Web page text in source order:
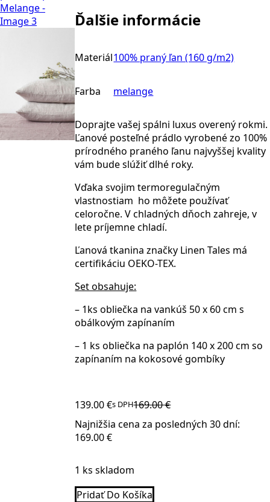
Ďalšie informácie
Materiál100% praný ľan (160 g/m2)
Farba melange
Doprajte vašej spálni luxus overený rokmi.
Ľanové posteľné prádlo vyrobené zo 100%
prírodného praného ľanu najvyššej kvality
vám bude slúžiť dlhé roky.
Vďaka svojim termoregulačným
vlastnostiam ho môžete používať
celoročne. V chladných dňoch zahreje, v
lete príjemne chladí.
Ľanová tkanina značky Linen Tales má
certifikáciu OEKO-TEX.
Set obsahuje:
– 1ks obliečka na vankúš 50 x 60 cm s
obálkovým zapínaním
– 1 ks obliečka na paplón 140 x 200 cm so
zapínaním na kokosové gombíky
169.00€
Original
price
was:
139.00€
Current
price
is:
s DPH
Najnižšia cena za posledných 30 dní:
169.00€
1 ks skladom
Pridať Do Košíka